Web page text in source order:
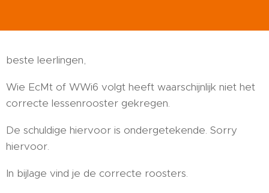
beste leerlingen,
Wie EcMt of WWi6 volgt heeft waarschijnlijk niet het
correcte lessenrooster gekregen.
De schuldige hiervoor is ondergetekende. Sorry
hiervoor.
In bijlage vind je de correcte roosters.